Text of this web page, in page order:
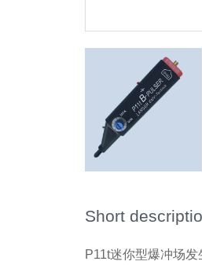
Short
P11t迷你型爆冲场